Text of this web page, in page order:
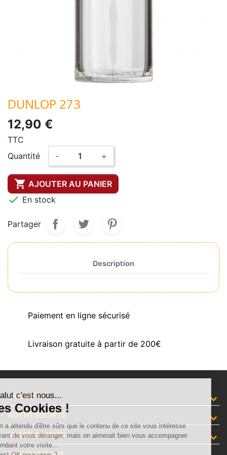
DUNLOP 273
12,90 €
TTC
Quantité
- +
 AJOUTER AU PANIER
 En stock
Partager
Description
Paiement en ligne sécurisé
Livraison gratuite à partir de 200€
PRODUITS
NOTRE SOCIÉTÉ
VOTRE COMPTE
Salut c'est nous...
les Cookies !
On a attendu d'être sûrs que le contenu de ce site vous intéresse
avant de vous déranger, mais on aimerait bien vous accompagner
pendant votre visite...